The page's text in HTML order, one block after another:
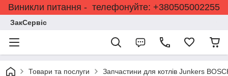
Виникли питання - телефонуйте: +380505002255
ЗакСервіс
Товари та послуги Запчастини для котлів Junkers